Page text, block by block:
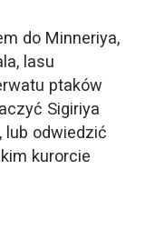
do Minneriya,
lasu
ptaków
Sigiriya
lub odwiedzić
kurorcie